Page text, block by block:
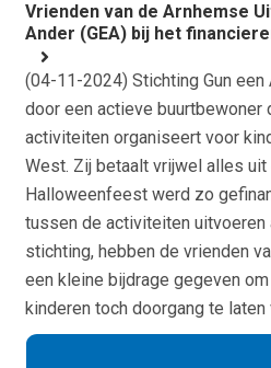
Vrienden van de Arnhemse
Ander (GEA) bij het
(04-11-2024) Stichting Gun
door een actieve buurtbewoner
activiteiten organiseert voor
West. Zij betaalt vrijwel alles uit
Halloweenfeest werd zo
tussen de activiteiten
stichting, hebben de vrienden
een kleine bijdrage gegeven
kinderen toch doorgang te laten